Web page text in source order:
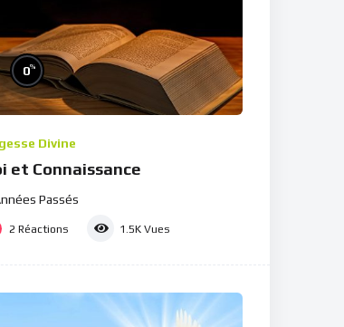
0%
Divine
et Connaissance
Passés
2 Réactions 1.5K Vues